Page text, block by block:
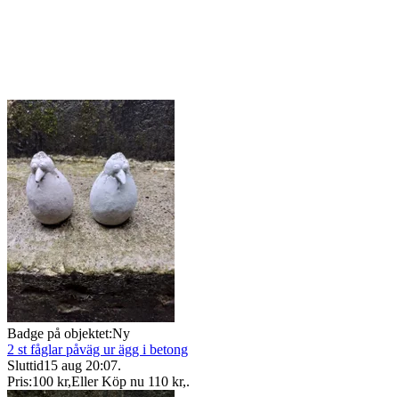
Badge på objektet:Ny
2 st fåglar påväg ur ägg i betong
Sluttid15 aug 20:07.
Pris:100 kr,Eller Köp nu 110 kr,.